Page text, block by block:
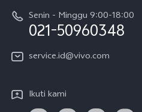
Gerai Terdekat
Kebijakan Garansi vivo
Layanan Perbaikan Antar Jemput
Unduh LUT untuk Memulihkan Log
Tentang Kami
Pusat Privasi vivo
Senin - Minggu 9:00-18:00
021-50960348
service.id@vivo.com
Ikuti kami